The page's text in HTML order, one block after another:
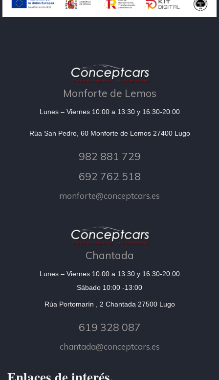
Monforte de Lemos
Lunes – Viernes 10:00 a 13:30 y 16:30-20:00
Rúa San Pedro, 60 Monforte de Lemos 27400 Lugo
982 881 729
692 762 518
monforte@conceptcars.es
Chantada
Lunes – Viernes 10:00 a 13:30 y 16:30-20:00
Sábado 10:00 -13:00
Rúa Portomarín , 2 Chantada 27500 Lugo
619 328 087
chantada@conceptcars.es